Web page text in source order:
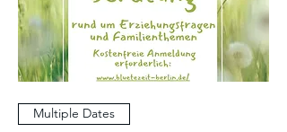
Multiple Dates